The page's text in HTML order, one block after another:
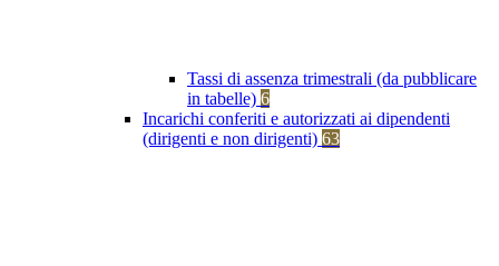
Tassi di assenza trimestrali (da pubblicare
in tabelle) 6
Incarichi conferiti e autorizzati ai dipendenti
(dirigenti e non dirigenti) 63